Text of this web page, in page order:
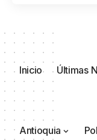
Inicio Últimas
Antioquia